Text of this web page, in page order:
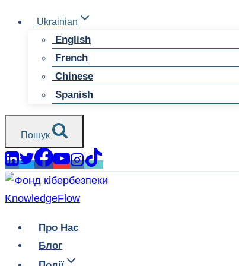
ПерейтиUkrainian
English
French
Chinese
Spanish
Пошук
Про Нас
Блог